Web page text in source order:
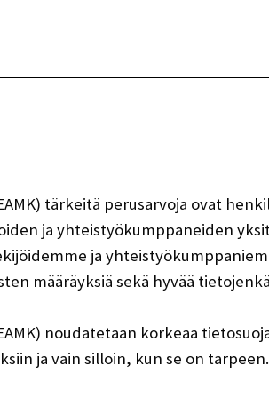
tärkeitä perusarvoja ovat
ja yhteistyökumppaneiden
ja
määräyksiä sekä hyvää
noudatetaan korkeaa
ja vain silloin, kun se on tarpeen.